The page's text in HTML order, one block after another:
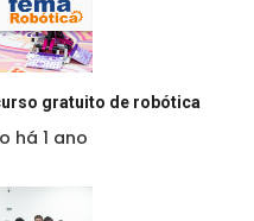
gratuito de robótica
há 1 ano